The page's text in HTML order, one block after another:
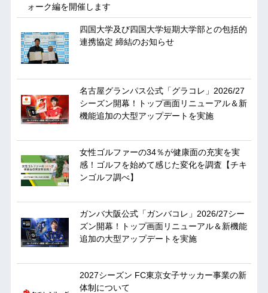
ォーク編を開催します
四国大学及び四国大学短期大学部との包括的
連携協定 締結のお知らせ
名古屋グランパス公式「グラコレ」2026/27
シーズン開幕！トップ画面リニューアル＆新
機能追加の大型アップデートを実施
女性ゴルファーの34％が健康面の充実を実
感！ゴルフを始めて感じた変化を調査【チキ
ンゴルフ調べ】
ガンバ大阪公式「ガンバコレ」2026/27シー
ズン開幕！トップ画面リニューアル＆新機能
追加の大型アップデートを実施
2027シーズン FC東京女子サッカー事業の新
体制について